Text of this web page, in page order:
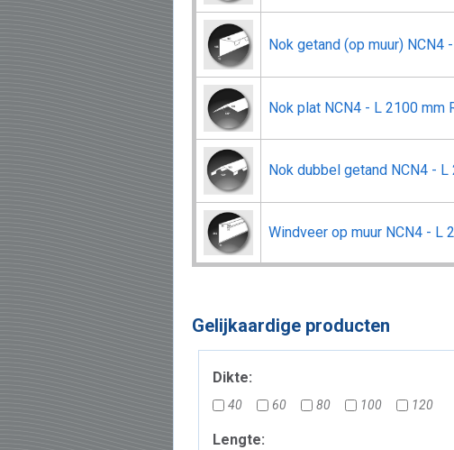
Nok getand (op muur) NCN4
Nok plat NCN4 - L 2100 mm
Nok dubbel getand NCN4 -
Windveer op muur NCN4 - L
Gelijkaardige producten
Dikte:
40 60 80 100 120
Lengte: